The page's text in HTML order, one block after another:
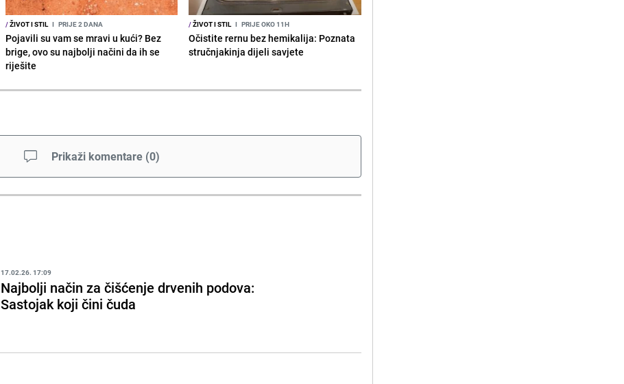
/ŽIVOT I STIL I PRIJE 2 DANA
Pojavili su vam se mravi u kući? Bez
brige, ovo su najbolji načini da ih se
riješite
/ŽIVOT I STIL I PRIJE OKO 11H
Očistite rernu bez hemikalija: Poznata
stručnjakinja dijeli savjete
Prikaži komentare (0)
17.02.26. 17:09
Najbolji način za čišćenje drvenih podova:
Sastojak koji čini čuda